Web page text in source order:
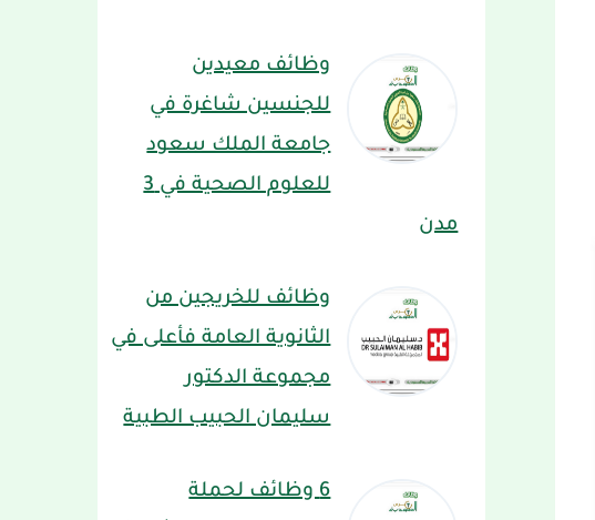
وظائف معيدين
للجنسين شاغرة في
جامعة الملك سعود
للعلوم الصحية في 3
مدن
وظائف للخريجين من
الثانوية العامة فأعلى في
مجموعة الدكتور
سليمان الحبيب الطبية
6 وظائف لحملة